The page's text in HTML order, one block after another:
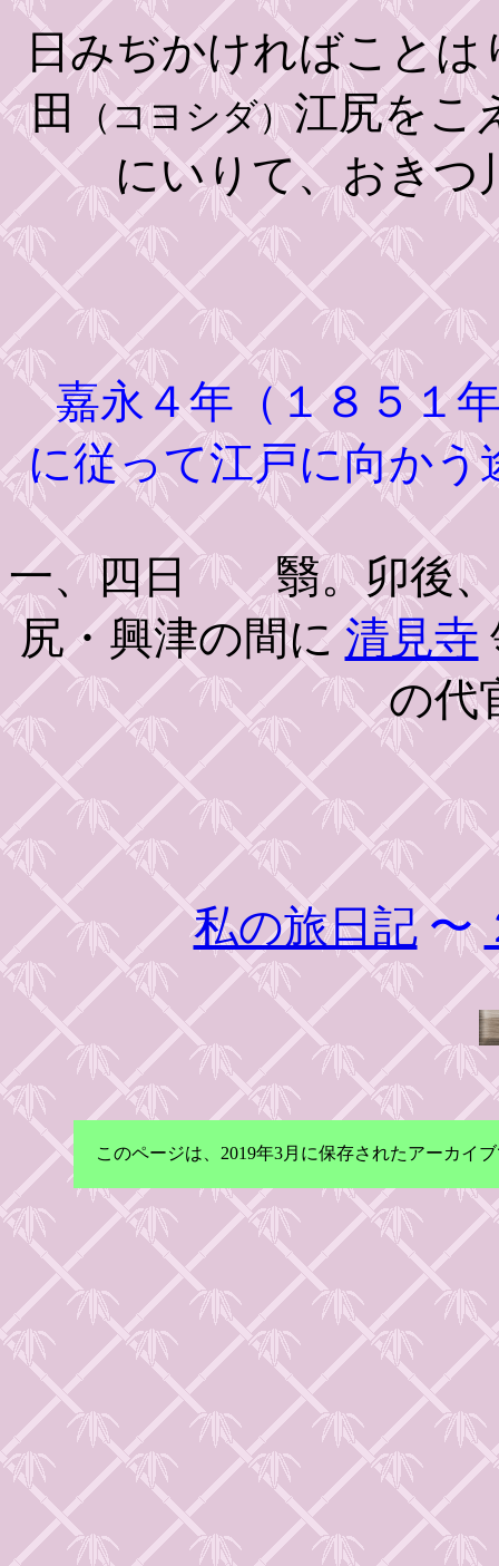
日みぢかければこと
田
（コヨシダ）江尻をこ
にいりて、おきつ
嘉永４年（１８５１
に従って江戸に向かう
一、四日 翳。卯後、
尻・興津の間に清見寺
の代
私の旅日記〜
このページは、2019年3月に保存されたアーカイ